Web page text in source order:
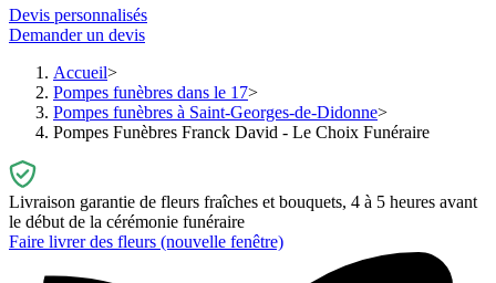
Devis personnalisés
Demander un devis
Accueil
Pompes funèbres dans le 17
Pompes funèbres à Saint-Georges-de-Didonne
Pompes Funèbres Franck David - Le Choix Funéraire
Livraison garantie de fleurs fraîches et bouquets, 4 à 5 heures avant
le début de la cérémonie funéraire
Faire livrer des fleurs (nouvelle fenêtre)